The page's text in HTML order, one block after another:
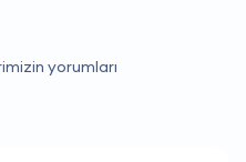
yorumları